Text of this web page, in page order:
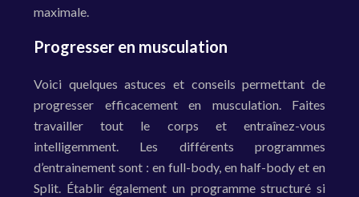
maximale.
Progresser en musculation
Voici quelques astuces et conseils permettant de
progresser efficacement en musculation. Faites
travailler tout le corps et entraînez-vous
intelligemment. Les différents programmes
d’entrainement sont : en full-body, en half-body et en
Split. Établir également un programme structuré si